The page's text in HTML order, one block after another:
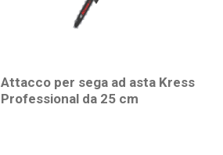
Attacco per sega ad asta Kress
Professional da 25 cm